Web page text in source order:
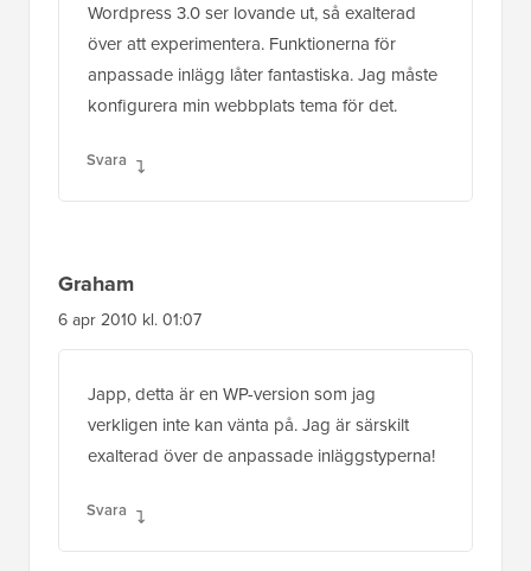
Wordpress 3.0 ser lovande ut, så exalterad
över att experimentera. Funktionerna för
anpassade inlägg låter fantastiska. Jag måste
konfigurera min webbplats tema för det.
Svara
Graham
6 apr 2010 kl. 01:07
Japp, detta är en WP-version som jag
verkligen inte kan vänta på. Jag är särskilt
exalterad över de anpassade inläggstyperna!
Svara